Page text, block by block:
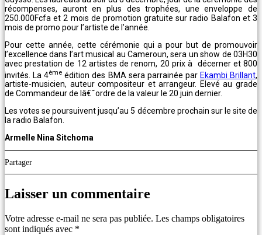
récompenses, auront en plus des trophées, une enveloppe de
250.000Fcfa et 2 mois de promotion gratuite sur radio Balafon et 3
mois de promo pour l’artiste de l’année.
Pour cette année, cette cérémonie qui a pour but de promouvoir
l’excellence dans l’art musical au Cameroun, sera un show de 03H30
avec prestation de 12 artistes de renom, 20 prix à décerner et 800
invités. La 4ème édition des BMA sera parrainée par Ekambi Brillant,
artiste-musicien, auteur compositeur et arrangeur. Elevé au grade
de Commandeur de lâ€˜ordre de la valeur le 20 juin dernier.
Les votes se poursuivent jusqu’au 5 décembre prochain sur le site de
la radio Balafon.
Armelle Nina Sitchoma
Partager
Laisser un commentaire
Votre adresse e-mail ne sera pas publiée. Les champs obligatoires
sont indiqués avec *